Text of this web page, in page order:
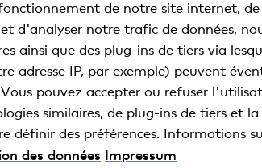
juridiques et mentions légales
filiale détenue à 100% par la Basler
de notre site internet, de
d'analyser notre trafic de données,
ainsi que des plug-ins de tiers via
adresse IP, par exemple) peuvent
pouvez accepter ou refuser
similaires, de plug-ins de tiers et
définir des préférences. Informations
des données Impressum